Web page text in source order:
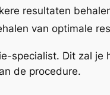
resultaten
van optimale
specialist. Dit zal je
de procedure.